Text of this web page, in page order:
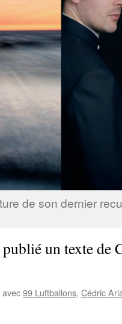
de son dernier
publié un texte de
avec99 Luftballons, Cédric